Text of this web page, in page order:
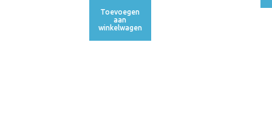
Toevoegen
aan
winkelwagen